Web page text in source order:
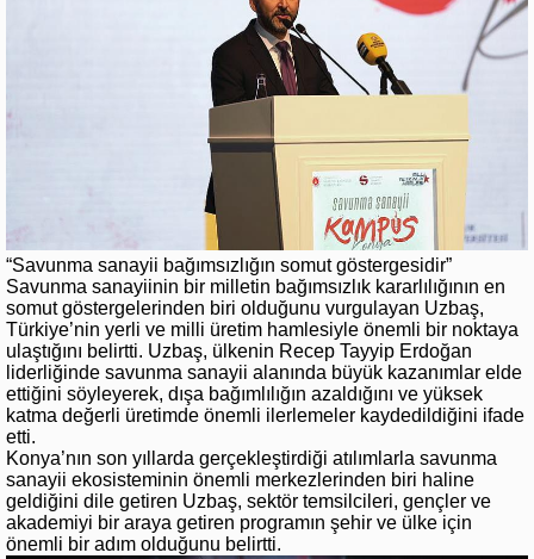
“Savunma sanayii bağımsızlığın somut göstergesidir”
Savunma sanayiinin bir milletin bağımsızlık kararlılığının en
somut göstergelerinden biri olduğunu vurgulayan Uzbaş,
Türkiye’nin yerli ve milli üretim hamlesiyle önemli bir noktaya
ulaştığını belirtti. Uzbaş, ülkenin Recep Tayyip Erdoğan
liderliğinde savunma sanayii alanında büyük kazanımlar elde
ettiğini söyleyerek, dışa bağımlılığın azaldığını ve yüksek
katma değerli üretimde önemli ilerlemeler kaydedildiğini ifade
etti.
Konya’nın son yıllarda gerçekleştirdiği atılımlarla savunma
sanayii ekosisteminin önemli merkezlerinden biri haline
geldiğini dile getiren Uzbaş, sektör temsilcileri, gençler ve
akademiyi bir araya getiren programın şehir ve ülke için
önemli bir adım olduğunu belirtti.